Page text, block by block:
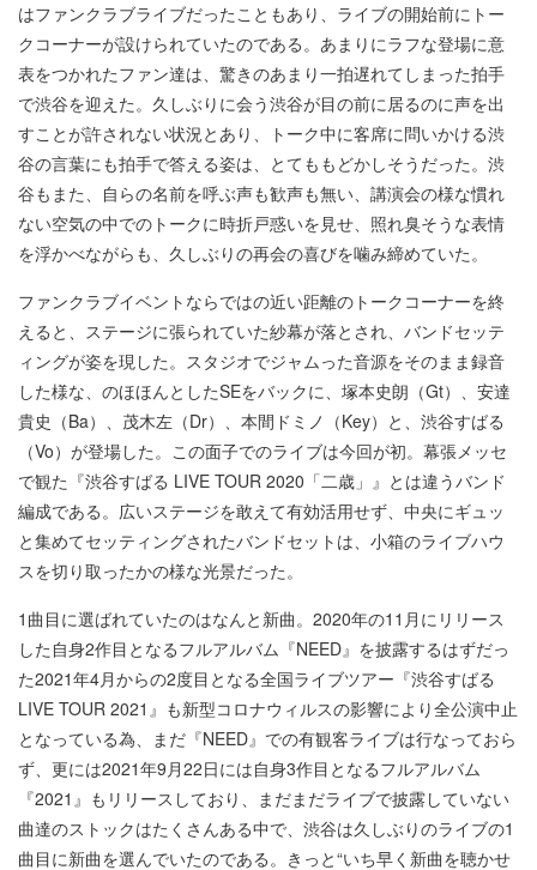
はファンクラブライブだったこともあり、ライブの開始前にトー
クコーナーが設けられていたのである。あまりにラフな登場に意
表をつかれたファン達は、驚きのあまり一拍遅れてしまった拍手
で渋谷を迎えた。久しぶりに会う渋谷が目の前に居るのに声を出
すことが許されない状況とあり、トーク中に客席に問いかける渋
谷の言葉にも拍手で答える姿は、とてももどかしそうだった。渋
谷もまた、自らの名前を呼ぶ声も歓声も無い、講演会の様な慣れ
ない空気の中でのトークに時折戸惑いを見せ、照れ臭そうな表情
を浮かべながらも、久しぶりの再会の喜びを噛み締めていた。
ファンクラブイベントならではの近い距離のトークコーナーを終
えると、ステージに張られていた紗幕が落とされ、バンドセッテ
ィングが姿を現した。スタジオでジャムった音源をそのまま録音
した様な、のほほんとしたSEをバックに、塚本史朗（Gt）、安達
貴史（Ba）、茂木左（Dr）、本間ドミノ（Key）と、渋谷すばる
（Vo）が登場した。この面子でのライブは今回が初。幕張メッセ
で観た『渋谷すばる LIVE TOUR 2020「二歳」』とは違うバンド
編成である。広いステージを敢えて有効活用せず、中央にギュッ
と集めてセッティングされたバンドセットは、小箱のライブハウ
スを切り取ったかの様な光景だった。
1曲目に選ばれていたのはなんと新曲。2020年の11月にリリース
した自身2作目となるフルアルバム『NEED』を披露するはずだっ
た2021年4月からの2度目となる全国ライブツアー『渋谷すばる
LIVE TOUR 2021』も新型コロナウィルスの影響により全公演中止
となっている為、まだ『NEED』での有観客ライブは行なっておら
ず、更には2021年9月22日には自身3作目となるフルアルバム
『2021』もリリースしており、まだまだライブで披露していない
曲達のストックはたくさんある中で、渋谷は久しぶりのライブの1
曲目に新曲を選んでいたのである。きっと“いち早く新曲を聴かせ